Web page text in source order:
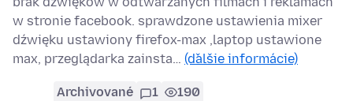
w stronie facebook. sprawdzone ustawienia mixer
dźwięku ustawiony firefox-max ,laptop ustawione
max, przeglądarka zainsta… (ďalšie informácie)
Archivované 1 190